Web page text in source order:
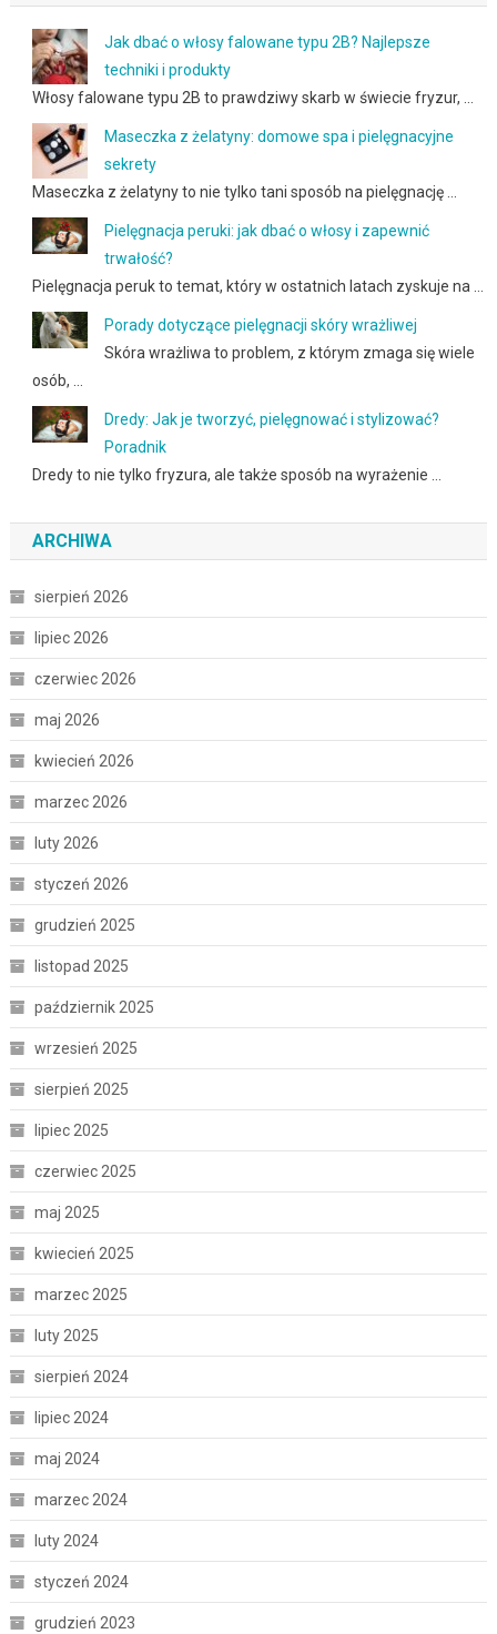
Jak dbać o włosy falowane typu 2B? Najlepsze
techniki i produkty
Włosy falowane typu 2B to prawdziwy skarb w świecie fryzur, …
Maseczka z żelatyny: domowe spa i pielęgnacyjne
sekrety
Maseczka z żelatyny to nie tylko tani sposób na pielęgnację …
Pielęgnacja peruki: jak dbać o włosy i zapewnić
trwałość?
Pielęgnacja peruk to temat, który w ostatnich latach zyskuje na …
Porady dotyczące pielęgnacji skóry wrażliwej
Skóra wrażliwa to problem, z którym zmaga się wiele
osób, …
Dredy: Jak je tworzyć, pielęgnować i stylizować?
Poradnik
Dredy to nie tylko fryzura, ale także sposób na wyrażenie …
ARCHIWA
sierpień 2026
lipiec 2026
czerwiec 2026
maj 2026
kwiecień 2026
marzec 2026
luty 2026
styczeń 2026
grudzień 2025
listopad 2025
październik 2025
wrzesień 2025
sierpień 2025
lipiec 2025
czerwiec 2025
maj 2025
kwiecień 2025
marzec 2025
luty 2025
sierpień 2024
lipiec 2024
maj 2024
marzec 2024
luty 2024
styczeń 2024
grudzień 2023